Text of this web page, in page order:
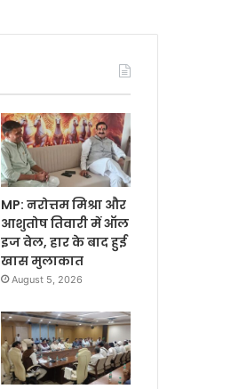
MP: नरोत्तम मिश्रा और
आशुतोष तिवारी में ऑल
इज वेल, हार के बाद हुई
खास मुलाकात
August 5, 2026